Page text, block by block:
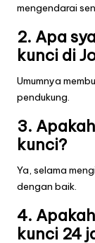
mengendarai
2. Apa
kunci di
Umumnya
pendukung.
3.
kunci?
Ya, selama
dengan baik.
4.
kunci 24